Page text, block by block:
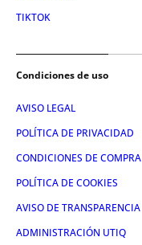
TIKTOK
Condiciones de uso
AVISO LEGAL
POLÍTICA DE PRIVACIDAD
CONDICIONES DE COMPRA
POLÍTICA DE COOKIES
AVISO DE TRANSPARENCIA
ADMINISTRACIÓN UTIQ